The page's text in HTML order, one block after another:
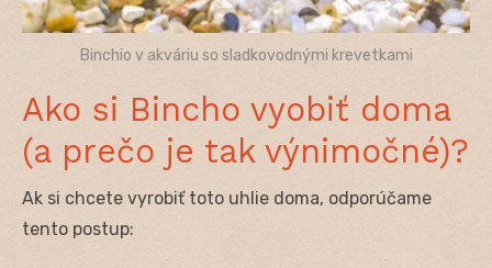
Binchio v akváriu so sladkovodnými krevetkami
Ako si Bincho vyobiť doma
(a prečo je tak výnimočné)?
Ak si chcete vyrobiť toto uhlie doma, odporúčame
tento postup: